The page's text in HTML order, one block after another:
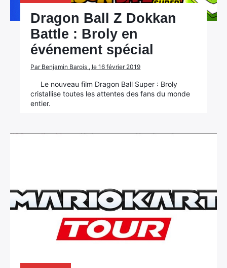
Dragon Ball Z Dokkan
Battle : Broly en
événement spécial
Par Benjamin Barois , le 16 février 2019
Le nouveau film Dragon Ball Super : Broly
cristallise toutes les attentes des fans du monde
entier.